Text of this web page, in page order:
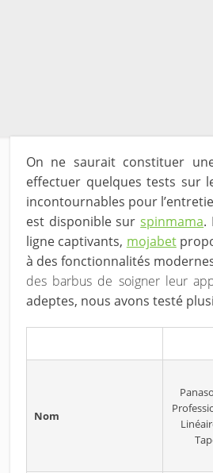
On ne saurait constituer
effectuer quelques tests sur
incontournables pour
est disponible surspinmama.
ligne captivants, mojabet
à des fonctionnalités
des barbus de soigner leur
adeptes, nous avons testé
Nom